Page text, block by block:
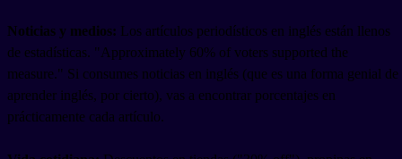
Noticias y medios: Los artículos periodísticos en inglés están llenos
de estadísticas. "Approximately 60% of voters supported the
measure." Si consumes noticias en inglés (que es una forma genial de
aprender inglés, por cierto), vas a encontrar porcentajes en
prácticamente cada artículo.